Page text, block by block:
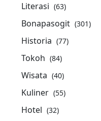
Literasi (63)
Bonapasogit (301)
Historia (77)
Tokoh (84)
Wisata (40)
Kuliner (55)
Hotel (32)